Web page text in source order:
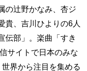
の辻野かなみ、杏ジ
貴、吉川ひよりの6人
伝部」。楽曲「すき
サイトで日本のみな
界から注目を集める